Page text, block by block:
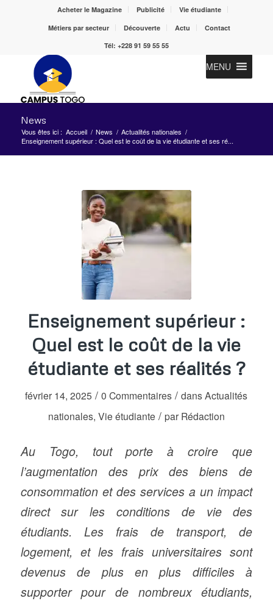
Acheter le Magazine Publicité
Vie étudiante
Métiers par secteur
Découverte Actu
Contact
Tél: +228 91 59 55 55
MENU
News
Vous êtes ici : Accueil / News / Actualités nationales /
Enseignement supérieur : Quel est le coût de la vie étudiante et ses ré...
Enseignement supérieur :
Quel est le coût de la vie
étudiante et ses réalités ?
février 14, 2025 / 0 Commentaires / dansActualités
nationales, Vie étudiante / par Rédaction
Au Togo, tout porte à croire que
l’augmentation des prix des biens de
consommation et des services a un impact
direct sur les conditions de vie des
étudiants. Les frais de transport, de
logement, et les frais universitaires sont
devenus de plus en plus difficiles à
supporter pour de nombreux étudiants,